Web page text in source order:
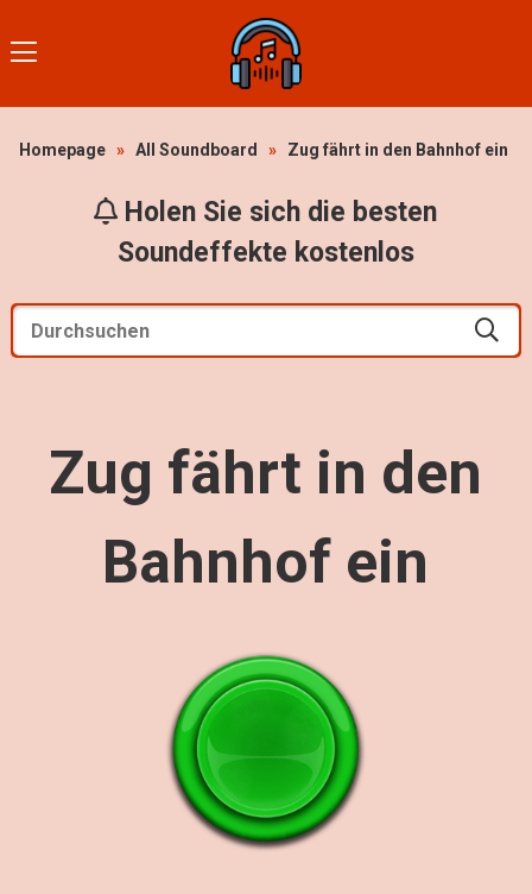
Homepage » All Soundboard » Zug fährt in den Bahnhof ein
Holen Sie sich die besten
Soundeffekte kostenlos
Zug fährt in den
Bahnhof ein